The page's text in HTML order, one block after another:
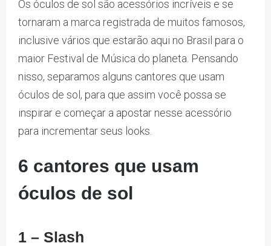
Os óculos de sol são acessórios incríveis e se
tornaram a marca registrada de muitos famosos,
inclusive vários que estarão aqui no Brasil para o
maior Festival de Música do planeta. Pensando
nisso, separamos alguns cantores que usam
óculos de sol, para que assim você possa se
inspirar e começar a apostar nesse acessório
para incrementar seus looks.
6 cantores que usam
óculos de sol
1 – Slash